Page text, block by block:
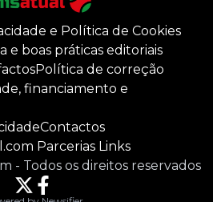
e Política de Cookies
e boas práticas editoriais
Política de correção
financiamento e
Contactos
Parcerias Links
- Todos os direitos reservados